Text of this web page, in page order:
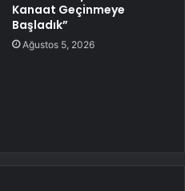
Kanaat Geçinmeye
Başladık”
Ağustos 5, 2026